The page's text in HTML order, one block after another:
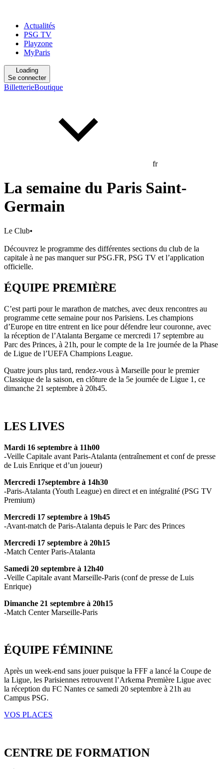
Actualités
PSG TV
Playzone
MyParis
Loading
Se connecter
BilletterieBoutique
fr
La semaine du Paris Saint-
Germain
Le Club•
Découvrez le programme des différentes sections du club de la
capitale à ne pas manquer sur PSG.FR, PSG TV et l’application
officielle.
ÉQUIPE PREMIÈRE
C’est parti pour le marathon de matches, avec deux rencontres au
programme cette semaine pour nos Parisiens. Les champions
d’Europe en titre entrent en lice pour défendre leur couronne, avec
la réception de l’Atalanta Bergame ce mercredi 17 septembre au
Parc des Princes, à 21h, pour le compte de la 1re journée de la Phase
de Ligue de l’UEFA Champions League.
Quatre jours plus tard, rendez-vous à Marseille pour le premier
Classique de la saison, en clôture de la 5e journée de Ligue 1, ce
dimanche 21 septembre à 20h45.
LES LIVES
Mardi 16 septembre à 11h00
-Veille Capitale avant Paris-Atalanta (entraînement et conf de presse
de Luis Enrique et d’un joueur)
Mercredi 17septembre à 14h30
-Paris-Atalanta (Youth League) en direct et en intégralité (PSG TV
Premium)
Mercredi 17 septembre à 19h45
-Avant-match de Paris-Atalanta depuis le Parc des Princes
Mercredi 17 septembre à 20h15
-Match Center Paris-Atalanta
Samedi 20 septembre à 12h40
-Veille Capitale avant Marseille-Paris (conf de presse de Luis
Enrique)
Dimanche 21 septembre à 20h15
-Match Center Marseille-Paris
ÉQUIPE FÉMININE
Après un week-end sans jouer puisque la FFF a lancé la Coupe de
la Ligue, les Parisiennes retrouvent l’Arkema Première Ligue avec
la réception du FC Nantes ce samedi 20 septembre à 21h au
Campus PSG.
VOS PLACES
CENTRE DE FORMATION